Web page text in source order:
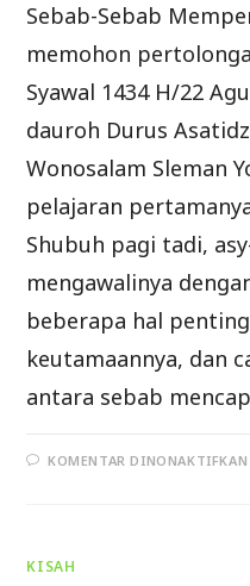
Sebab-Sebab
memohon
Syawal 1434 H/22
dauroh Durus
Wonosalam Sleman
pelajaran
Shubuh pagi tadi,
mengawalinya
beberapa hal
keutamaannya, dan
antara sebab
KOMENTAR DINONAKTIFKAN
KISAH